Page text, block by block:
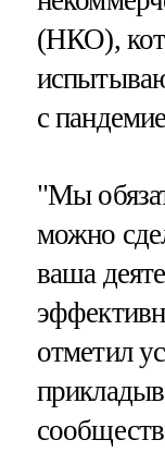
(НКО),
с
"Мы
можно
ваша
отметил